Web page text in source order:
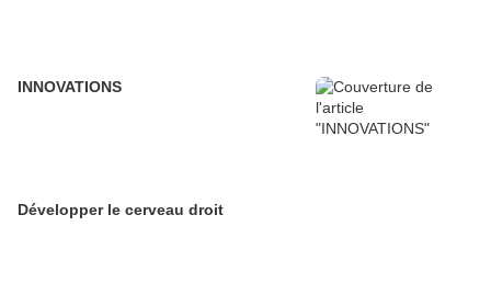
INNOVATIONS
Développer le cerveau droit